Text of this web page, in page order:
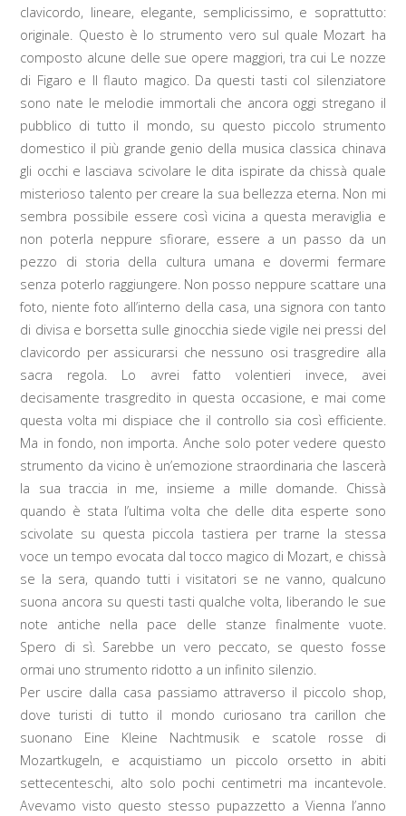
clavicordo, lineare, elegante, semplicissimo, e soprattutto:
originale. Questo è lo strumento vero sul quale Mozart ha
composto alcune delle sue opere maggiori, tra cui Le nozze
di Figaro e Il flauto magico. Da questi tasti col silenziatore
sono nate le melodie immortali che ancora oggi stregano il
pubblico di tutto il mondo, su questo piccolo strumento
domestico il più grande genio della musica classica chinava
gli occhi e lasciava scivolare le dita ispirate da chissà quale
misterioso talento per creare la sua bellezza eterna. Non mi
sembra possibile essere così vicina a questa meraviglia e
non poterla neppure sfiorare, essere a un passo da un
pezzo di storia della cultura umana e dovermi fermare
senza poterlo raggiungere. Non posso neppure scattare una
foto, niente foto all’interno della casa, una signora con tanto
di divisa e borsetta sulle ginocchia siede vigile nei pressi del
clavicordo per assicurarsi che nessuno osi trasgredire alla
sacra regola. Lo avrei fatto volentieri invece, avei
decisamente trasgredito in questa occasione, e mai come
questa volta mi dispiace che il controllo sia così efficiente.
Ma in fondo, non importa. Anche solo poter vedere questo
strumento da vicino è un’emozione straordinaria che lascerà
la sua traccia in me, insieme a mille domande. Chissà
quando è stata l’ultima volta che delle dita esperte sono
scivolate su questa piccola tastiera per trarne la stessa
voce un tempo evocata dal tocco magico di Mozart, e chissà
se la sera, quando tutti i visitatori se ne vanno, qualcuno
suona ancora su questi tasti qualche volta, liberando le sue
note antiche nella pace delle stanze finalmente vuote.
Spero di sì. Sarebbe un vero peccato, se questo fosse
ormai uno strumento ridotto a un infinito silenzio.
Per uscire dalla casa passiamo attraverso il piccolo shop,
dove turisti di tutto il mondo curiosano tra carillon che
suonano Eine Kleine Nachtmusik e scatole rosse di
Mozartkugeln, e acquistiamo un piccolo orsetto in abiti
settecenteschi, alto solo pochi centimetri ma incantevole.
Avevamo visto questo stesso pupazzetto a Vienna l’anno